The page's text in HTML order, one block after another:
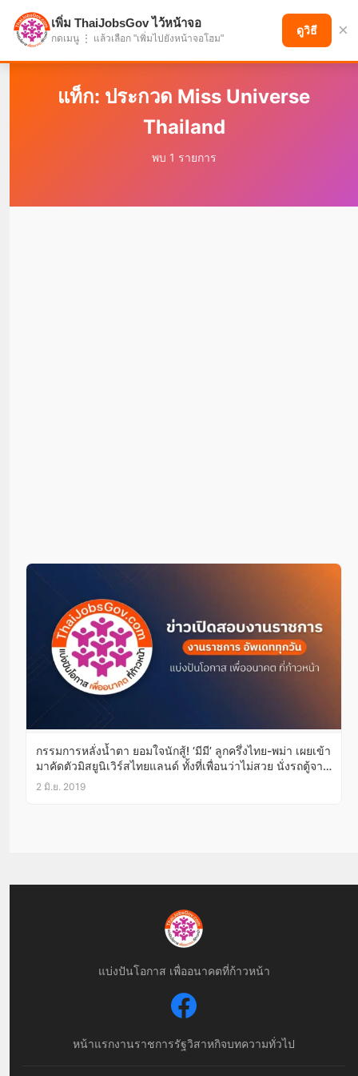
แบ่งปันโอกาส เพื่ออนาคตที่ก้าวหน้า
แท็ก: ประกวด Miss Universe
Thailand
พบ 1 รายการ
กรรมการหลั่งน้ำตา ยอมใจนักสู้! ‘มีมี’ ลูกครึ่งไทย-พม่า เผยเข้า
มาคัดตัวมิสยูนิเวิร์สไทยแลนด์ ทั้งที่เพื่อนว่าไม่สวย นั่งรถตู้จาก
แม่สอดจนเมารถ ไม่มีพี่เลี้ยง-ไม่มีเสื้อผ้ารองเท้าสวยๆใส่มาคัด
2 มิ.ย. 2019
แบ่งปันโอกาส เพื่ออนาคตที่ก้าวหน้า
หน้าแรกงานราชการรัฐวิสาหกิจบทความทั่วไป
เพิ่ม ThaiJobsGov ไว้หน้าจอ
กดเมนู ⋮ แล้วเลือก "เพิ่มไปยังหน้าจอโฮม"
ดูวิธี ×